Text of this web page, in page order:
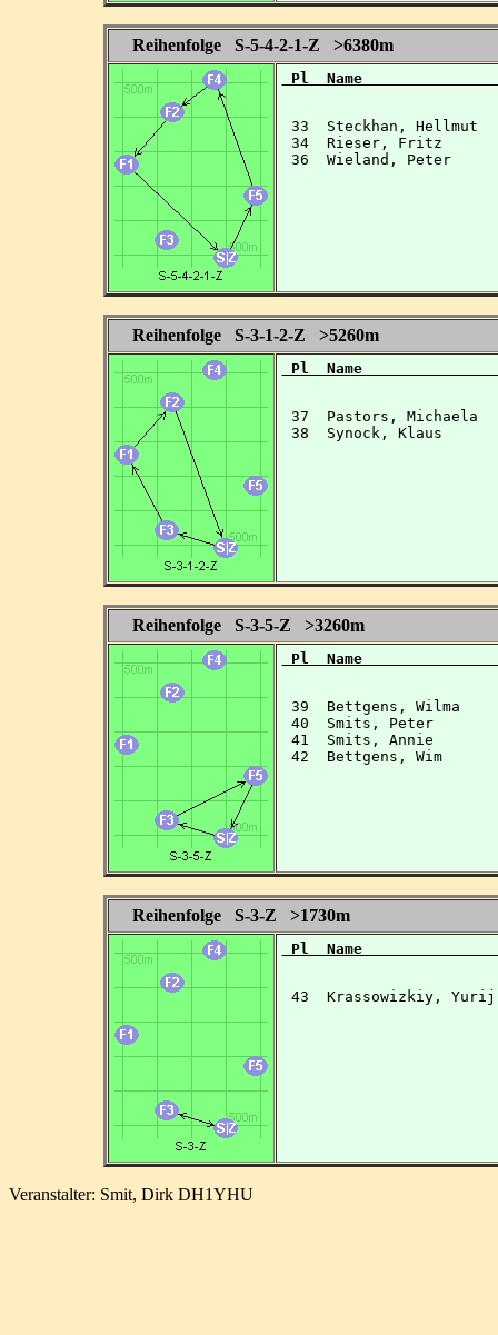
Reihenfolge S-5-4-2-1-Z >6380m
Pl  Name
33  Steckhan, Hellmut
34  Rieser, Fritz
36  Wieland, Peter
Reihenfolge S-3-1-2-Z >5260m
Pl  Name
37  Pastors, Michaela
38  Synock, Klaus
Reihenfolge S-3-5-Z >3260m
Pl  Name
39  Bettgens, Wilma
40  Smits, Peter
41  Smits, Annie
42  Bettgens, Wim
Reihenfolge S-3-Z >1730m
Pl  Name
43  Krassowizkiy,
Veranstalter: Smit, Dirk DH1YHU